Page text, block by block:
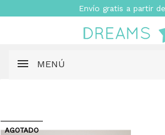
Envío gratis a partir
MENÚ
AGOTADO